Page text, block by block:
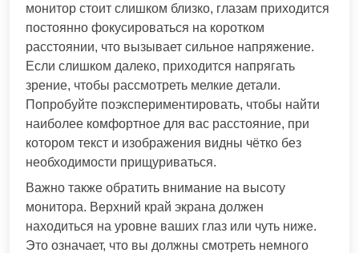
монитор стоит слишком близко, глазам приходится
постоянно фокусироваться на коротком
расстоянии, что вызывает сильное напряжение.
Если слишком далеко, приходится напрягать
зрение, чтобы рассмотреть мелкие детали.
Попробуйте поэкспериментировать, чтобы найти
наиболее комфортное для вас расстояние, при
котором текст и изображения видны чётко без
необходимости прищуриваться.
Важно также обратить внимание на высоту
монитора. Верхний край экрана должен
находиться на уровне ваших глаз или чуть ниже.
Это означает, что вы должны смотреть немного